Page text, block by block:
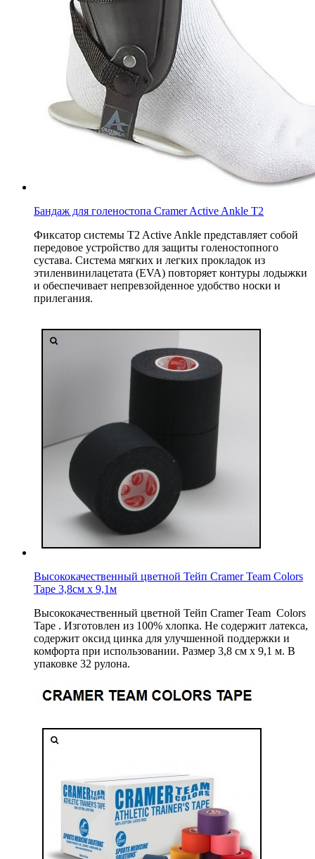
Бандаж для голеностопа Cramer Active Ankle T2
Фиксатор системы T2 Active Ankle представляет собой
передовое устройство для защиты голеностопного
сустава. Система мягких и легких прокладок из
этиленвинилацетата (EVA) повторяет контуры лодыжки
и обеспечивает непревзойденное удобство носки и
прилегания.
Высококачественный цветной Тейп Cramer Team Colors
Tape 3,8см х 9,1м
Высококачественный цветной Тейп Cramer Team Colors
Tape . Изготовлен из 100% хлопка. Не содержит латекса,
содержит оксид цинка для улучшенной поддержки и
комфорта при использовании. Размер 3,8 см х 9,1 м. В
упаковке 32 рулона.